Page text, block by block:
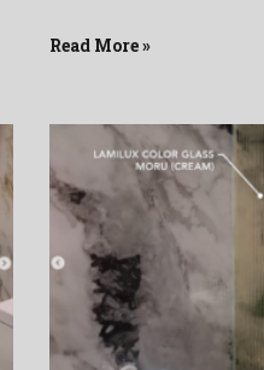
Read More »